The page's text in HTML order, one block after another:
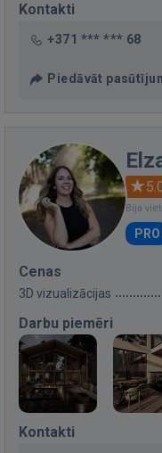
Kontakti
+371 *** *** 68
Piedāvāt
Bija
PRO
Cenas
3D vizualizācijas
Darbu piemēri
Kontakti